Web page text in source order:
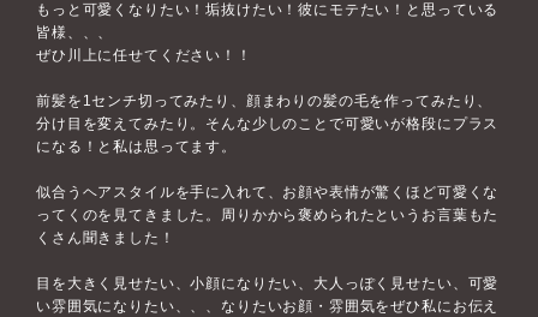
もっと可愛くなりたい！垢抜けたい！彼にモテたい！と思っている
皆様、、、
ぜひ川上に任せてください！！
前髪を1センチ切ってみたり、顔まわりの髪の毛を作ってみたり、
分け目を変えてみたり。そんな少しのことで可愛いが格段にプラス
になる！と私は思ってます。
似合うヘアスタイルを手に入れて、お顔や表情が驚くほど可愛くな
ってくのを見てきました。周りかから褒められたというお言葉もた
くさん聞きました！
目を大きく見せたい、小顔になりたい、大人っぽく見せたい、可愛
い雰囲気になりたい、、、なりたいお顔・雰囲気をぜひ私にお伝え